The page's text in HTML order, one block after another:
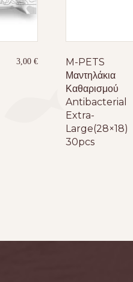
3,00 €
M-PETS
Μαντηλάκια
Καθαρισμού
Antibacterial
Extra-
Large(28×18)
30pcs